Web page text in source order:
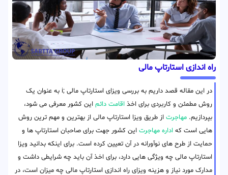
راه اندازی استارتاپ مالی
در این مقاله قصد داریم به بررسی ویزای استارتاپ مالی ;i به عنوان یک
روش مطمئن و کاربردی برای اخذ اقامت دائم این کشور معرفی می شود،
بپردازیم. مهاجرت از طریق ویزا استارتاپ مالی از بهترین و مهم ترین روش
هایی است که اداره مهاجرت این کشور جهت برای صاحبان استارتاپ ها و
حمایت از طرح های نوآورانه در آن تعیین کرده است. برای اینکه بدانید ویزا
استارتاپ مالی چه ویژگی هایی دارد، برای اخذ آن باید چه شرایطی داشت و
مدارک مورد نیاز و هزینه ویزای راه اندازی استارتاپ مالی چه میزان است، در